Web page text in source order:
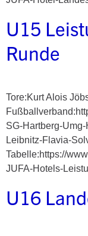
U15
Runde
Tore:Kurt Alois
SG-Hartberg-
Leibnitz-Flavia-
Tabelle:https://
JUFA-Hotels-
U16